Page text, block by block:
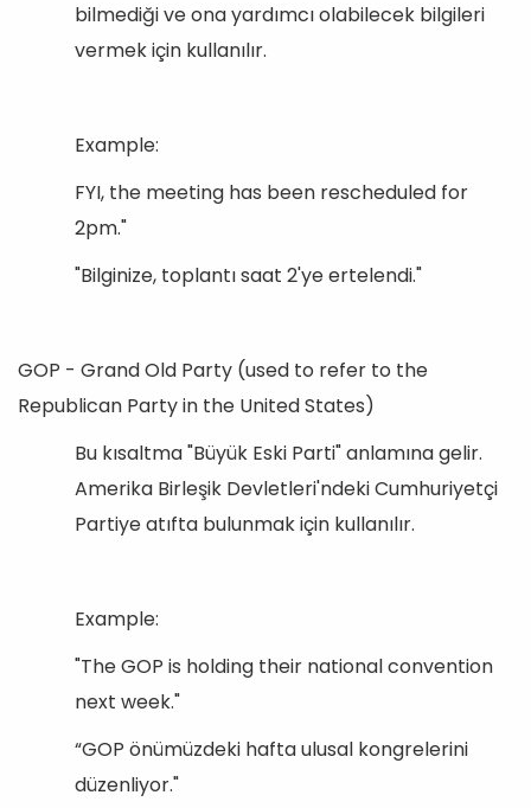
bilmediği ve ona yardımcı olabilecek bilgileri
vermek için kullanılır.
Example:
FYI, the meeting has been rescheduled for
2pm."
"Bilginize, toplantı saat 2'ye ertelendi."
GOP - Grand Old Party (used to refer to the
Republican Party in the United States)
Bu kısaltma "Büyük Eski Parti" anlamına gelir.
Amerika Birleşik Devletleri'ndeki Cumhuriyetçi
Partiye atıfta bulunmak için kullanılır.
Example:
"The GOP is holding their national convention
next week."
“GOP önümüzdeki hafta ulusal kongrelerini
düzenliyor."